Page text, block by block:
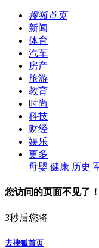
搜狐首页
新闻
体育
汽车
房产
旅游
教育
时尚
科技
财经
娱乐
更多
母婴 健康 历史
您访问的页面不见了！
3秒后您将
去搜狐首页